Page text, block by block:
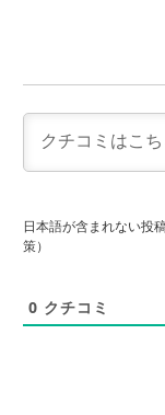
日本語が含まれない投
策）
0 クチコミ